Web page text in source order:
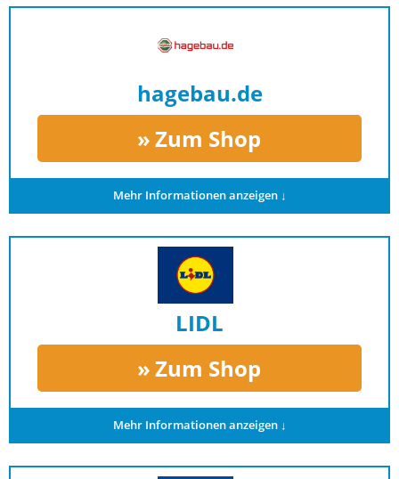
hagebau.de
Zum Shop
Mehr Informationen anzeigen ↓
LIDL
Zum Shop
Mehr Informationen anzeigen ↓